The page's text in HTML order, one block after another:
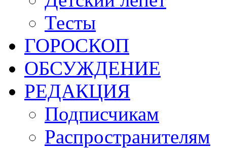
Тесты
ГОРОСКОП
ОБСУЖДЕНИЕ
РЕДАКЦИЯ
Подписчикам
Распространителям